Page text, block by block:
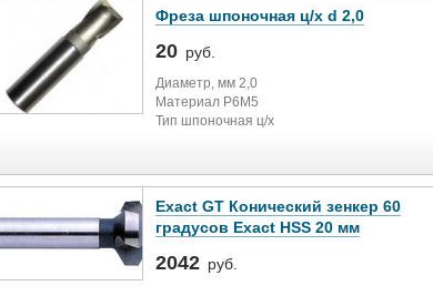
покупателям безупречный сервис:
квалифицированные консультации,
оплаты, удобные способы доставки и
лояльные цены
Фреза шпоночная ц/х d 2,0
20 руб.
Диаметр, мм 2,0
Материал Р6М5
Тип шпоночная ц/х
Exact GT Конический зенкер 60
градусов Exact HSS 20 мм
2042 руб.